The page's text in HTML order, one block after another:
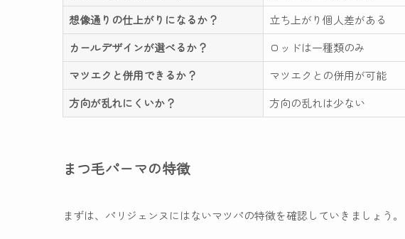
想像通りの仕上がりになるか？
立ち上がり個人差がある
カールデザインが選べるか？
ロッドは一種類のみ
マツエクと併用できるか？
マツエクとの併用が可能
方向が乱れにくいか？
方向の乱れは少ない
まつ毛パーマの特徴
まずは、パリジェンヌにはないマツパの特徴を確認していきましょう。